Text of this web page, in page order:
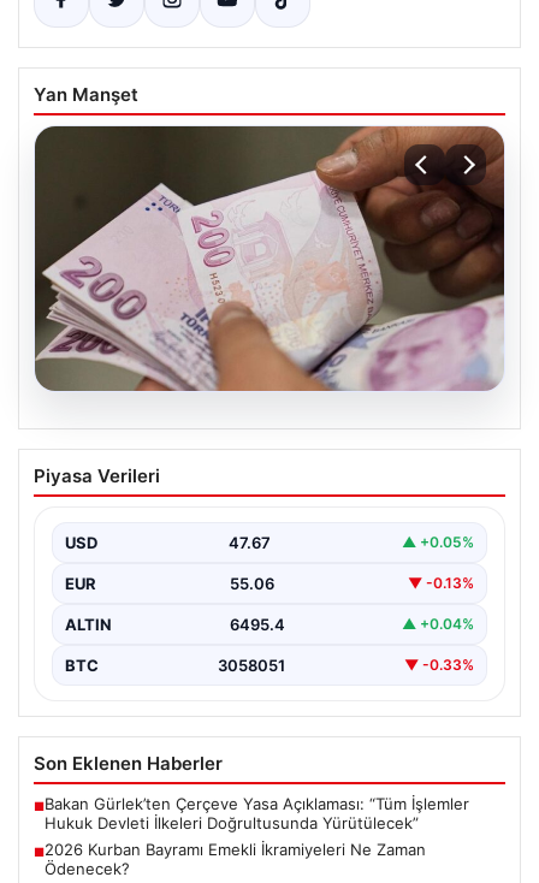
Yan Manşet
2026 Kurban Bayramı Emekli
İkramiyeleri Ne Zaman Ödenecek?
milyon emekli vatandaşın gözü kulağı bayram
ikramiyesi…
Piyasa Verileri
USD 47.67 ▲ +0.05%
EUR 55.06 ▼ -0.13%
ALTIN 6495.4 ▲ +0.04%
BTC 3058051 ▼ -0.33%
Son Eklenen Haberler
■Bakan Gürlek’ten Çerçeve Yasa Açıklaması: “Tüm İşlemler
Hukuk Devleti İlkeleri Doğrultusunda Yürütülecek”
■2026 Kurban Bayramı Emekli İkramiyeleri Ne Zaman
Ödenecek?